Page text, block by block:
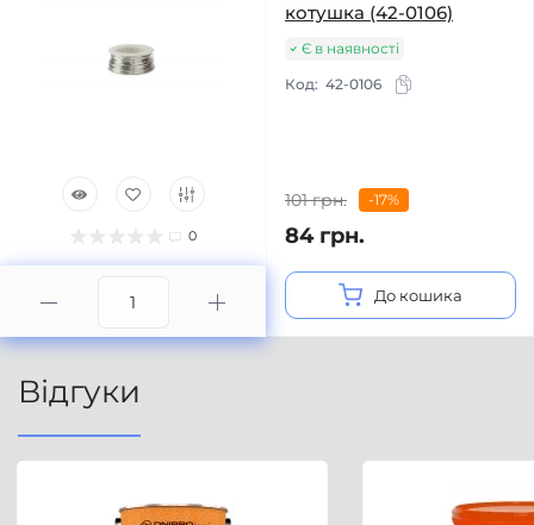
0
котушка (42-0106)
Є в наявності
Код: 42-0106
101 грн. -17%
84 грн.
До кошика
Відгуки